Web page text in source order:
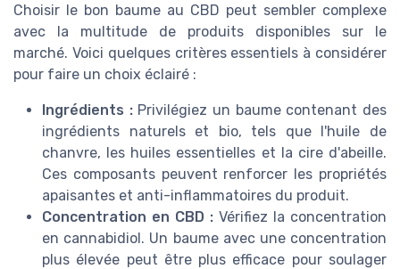
Choisir le bon baume au CBD peut sembler complexe
avec la multitude de produits disponibles sur le
marché. Voici quelques critères essentiels à considérer
pour faire un choix éclairé :
Ingrédients :Privilégiez un baume contenant des
ingrédients naturels et bio, tels que l'huile de
chanvre, les huiles essentielles et la cire d'abeille.
Ces composants peuvent renforcer les propriétés
apaisantes et anti-inflammatoires du produit.
Concentration en CBD : Vérifiez la concentration
en cannabidiol. Un baume avec une concentration
plus élevée peut être plus efficace pour soulager